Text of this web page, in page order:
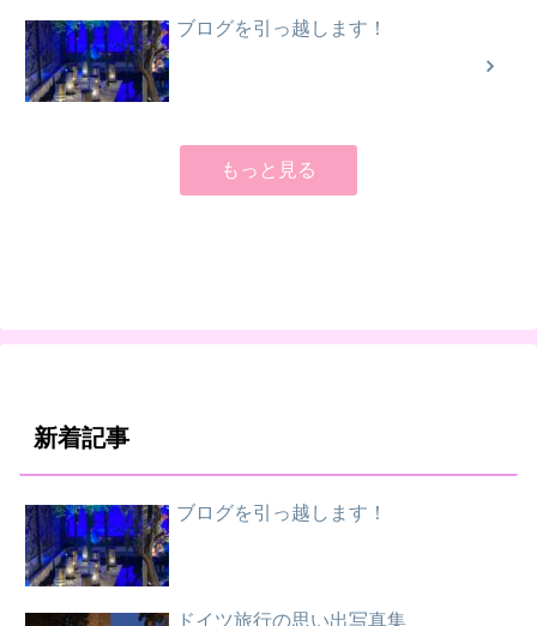
ブログを引っ越します！
もっと見る
新着記事
ブログを引っ越します！
ドイツ旅行の思い出写真集